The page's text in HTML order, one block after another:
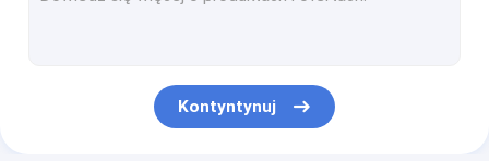
System regałów push-back
Kontyntynuj